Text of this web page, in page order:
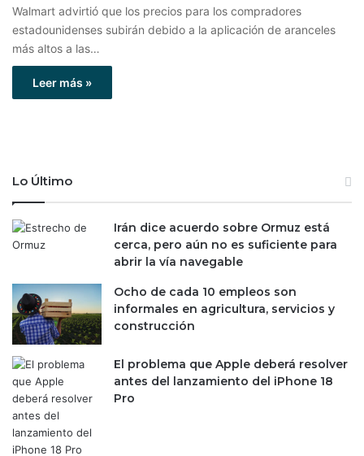
Walmart advirtió que los precios para los compradores
estadounidenses subirán debido a la aplicación de aranceles
más altos a las…
Leer más »
Lo Último
Irán dice acuerdo sobre Ormuz está
cerca, pero aún no es suficiente para
abrir la vía navegable
Ocho de cada 10 empleos son
informales en agricultura, servicios y
construcción
El problema que Apple deberá resolver
antes del lanzamiento del iPhone 18
Pro